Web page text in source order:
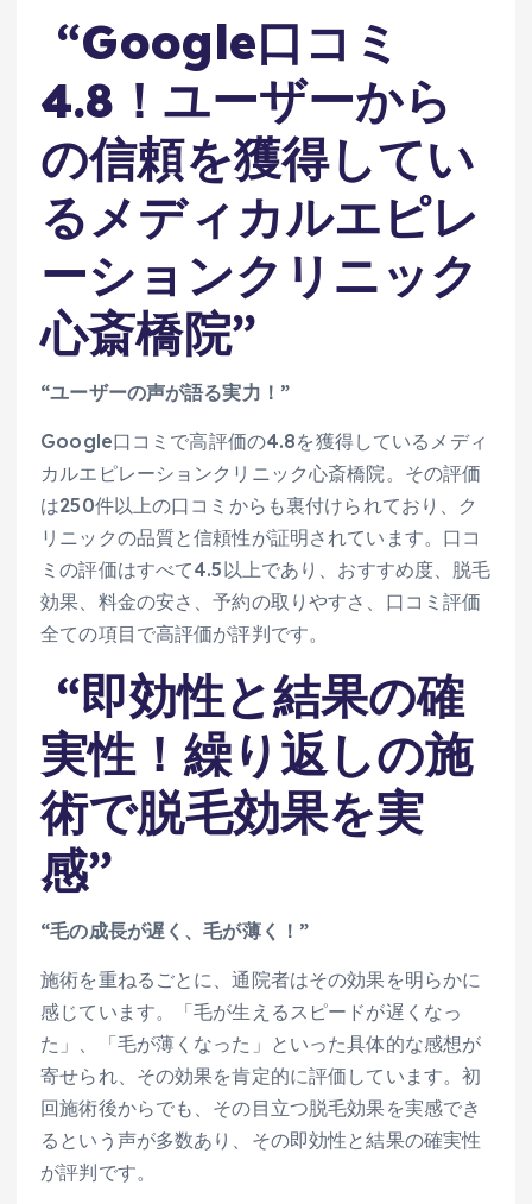
“Google口コミ
4.8！ユーザーから
の信頼を獲得してい
るメディカルエピレ
ーションクリニック
心斎橋院”
“ユーザーの声が語る実力！”
Google口コミで高評価の4.8を獲得しているメディ
カルエピレーションクリニック心斎橋院。その評価
は250件以上の口コミからも裏付けられており、ク
リニックの品質と信頼性が証明されています。口コ
ミの評価はすべて4.5以上であり、おすすめ度、脱毛
効果、料金の安さ、予約の取りやすさ、口コミ評価
全ての項目で高評価が評判です。
“即効性と結果の確
実性！繰り返しの施
術で脱毛効果を実
感”
“毛の成長が遅く、毛が薄く！”
施術を重ねるごとに、通院者はその効果を明らかに
感じています。「毛が生えるスピードが遅くなっ
た」、「毛が薄くなった」といった具体的な感想が
寄せられ、その効果を肯定的に評価しています。初
回施術後からでも、その目立つ脱毛効果を実感でき
るという声が多数あり、その即効性と結果の確実性
が評判です。